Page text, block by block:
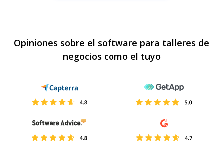
Opiniones sobre el software para talleres de
negocios como el tuyo